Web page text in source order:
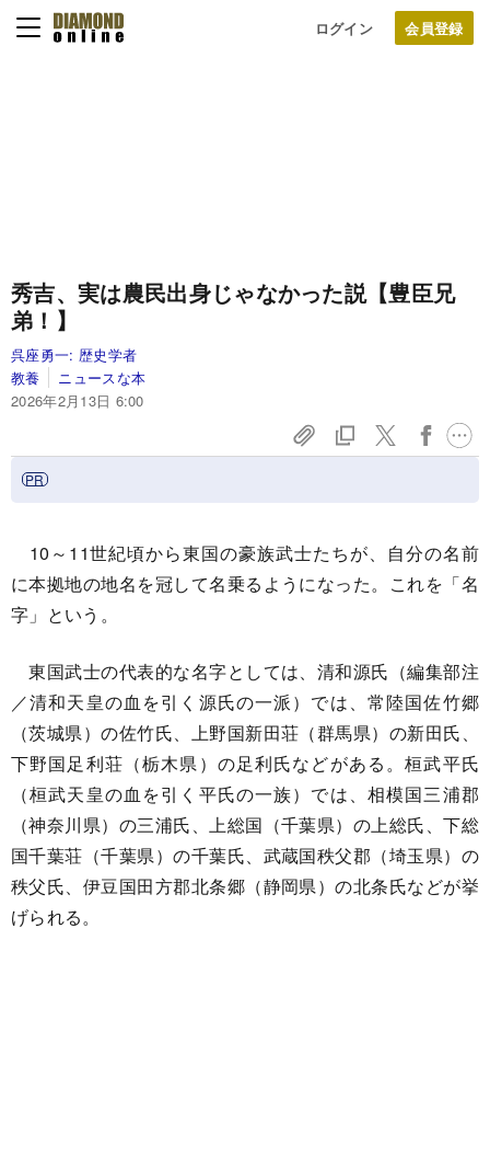
ログイン
秀吉、実は農民出身じゃなかった説【豊臣兄
弟！】
呉座勇一: 歴史学者
教養
ニュースな本
2026年2月13日 6:00
10～11世紀頃から東国の豪族武士たちが、自分の名前
に本拠地の地名を冠して名乗るようになった。これを「名
字」という。
東国武士の代表的な名字としては、清和源氏（編集部注
／清和天皇の血を引く源氏の一派）では、常陸国佐竹郷
（茨城県）の佐竹氏、上野国新田荘（群馬県）の新田氏、
下野国足利荘（栃木県）の足利氏などがある。桓武平氏
（桓武天皇の血を引く平氏の一族）では、相模国三浦郡
（神奈川県）の三浦氏、上総国（千葉県）の上総氏、下総
国千葉荘（千葉県）の千葉氏、武蔵国秩父郡（埼玉県）の
秩父氏、伊豆国田方郡北条郷（静岡県）の北条氏などが挙
げられる。